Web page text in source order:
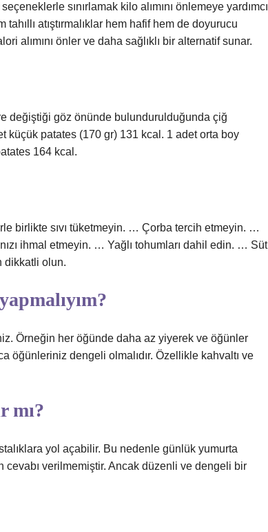
sınırlamak kilo alımını önlemeye yardımcı
atıştırmalıklar hem hafif hem de doyurucu
alımını önler ve daha sağlıklı bir alternatif sunar.
değiştiği göz önünde bulundurulduğunda çiğ
küçük patates (170 gr) 131 kcal. 1 adet orta boy
164 kcal.
birlikte sıvı tüketmeyin. … Çorba tercih etmeyin. …
ihmal etmeyin. … Yağlı tohumları dahil edin. … Süt
dikkatli olun.
Örneğin her öğünde daha az yiyerek ve öğünler
öğünleriniz dengeli olmalıdır. Özellikle kahvaltı ve
mı?
yol açabilir. Bu nedenle günlük yumurta
cevabı verilmemiştir. Ancak düzenli ve dengeli bir